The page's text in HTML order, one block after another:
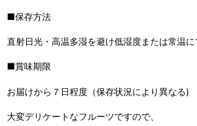
■保存方法
直射日光・高温多湿を避け低湿度または常温に
■賞味期限
お届けから７日程度（保存状況により異なる)
大変デリケートなフルーツですので、